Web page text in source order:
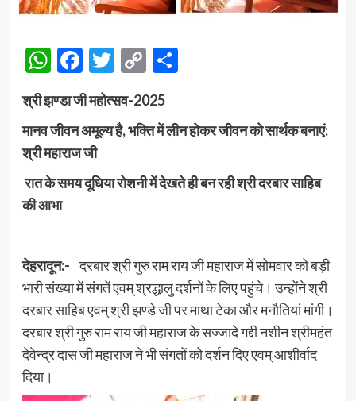
WhatsApp
Facebook
Twitter
CopyShare
श्री झण्डा जी महोत्सव-2025
मानव जीवन अमूल्य है, भक्ति में लीन होकरजीवन को सार्थक बनाएं:
श्री महाराज जी
रात के समय दूधिया रोशनी में देखते ही बन रही श्री दरबार साहिब
की आभा
देहरादून:- दरबार श्री गुरु राम राय जी महाराज में सोमवार को बड़ी
भारी संख्या में संगतें एवम् श्रद्धालु दर्शनों के लिए पहुंचे। उन्होंने श्री
दरबार साहिब एवम् श्री झण्डे जी पर माथा टेका और मनौतियां मांगी।
दरबार श्री गुरु राम राय जी महाराज के सज्जादे गद्दी नशीन श्रीमहंत
देवेन्द्र दास जी महाराज ने भी संगतों को दर्शन दिए एवम् आशीर्वाद
दिया।